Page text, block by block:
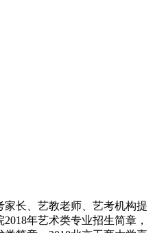
长、艺教老师、艺考机构提
年艺术类专业招生简章，